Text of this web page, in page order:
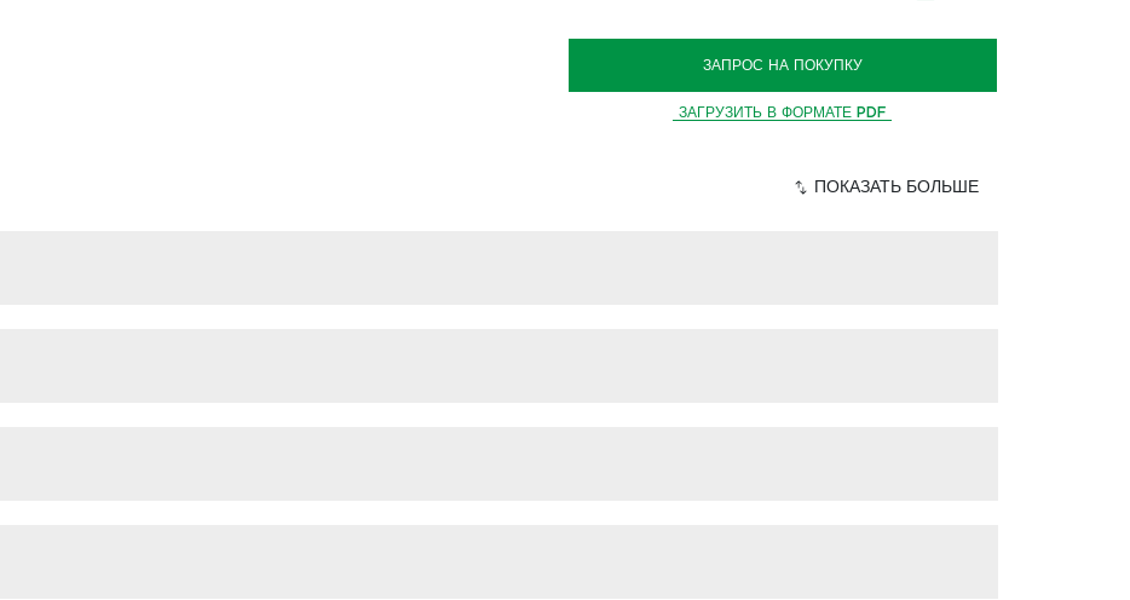
ЗАПРОС НА ПОКУПКУ
ЗАГРУЗИТЬ В ФОРМАТЕ PDF